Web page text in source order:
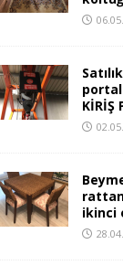
portal
KİRİŞ
ikinci